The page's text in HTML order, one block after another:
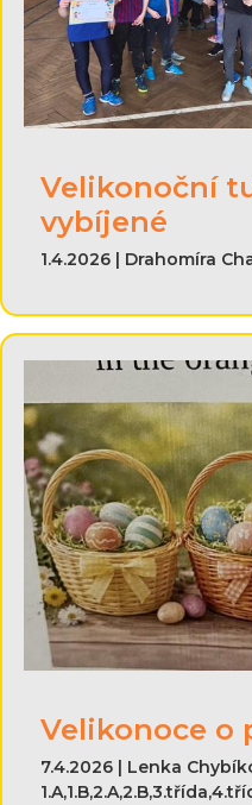
Velikonoční
vybíjené
1.4.2026 | Drahomíra
Velikonoce o
7.4.2026 | Lenka